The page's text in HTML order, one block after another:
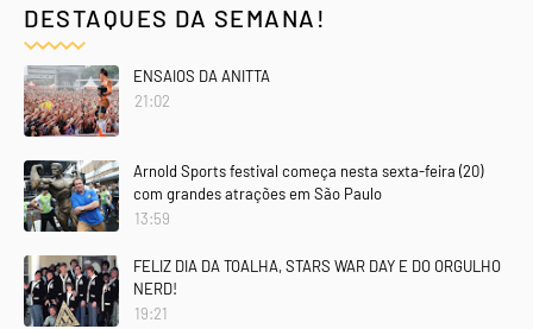
DESTAQUES DA SEMANA!
ENSAIOS DA ANITTA
21:02
Arnold Sports festival começa nesta sexta-feira (20)
com grandes atrações em São Paulo
13:59
FELIZ DIA DA TOALHA, STARS WAR DAY E DO ORGULHO
NERD!
19:21